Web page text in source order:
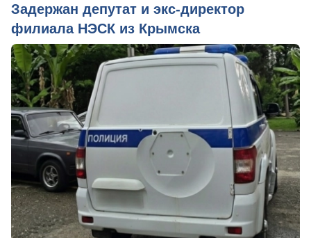
Задержан депутат и экс-директор
филиала НЭСК из Крымска